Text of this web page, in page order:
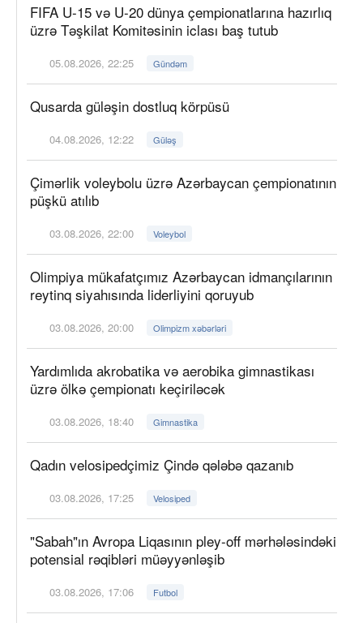
FIFA U-15 və U-20 dünya çempionatlarına hazırlıq
üzrə Təşkilat Komitəsinin iclası baş tutub
05.08.2026, 22:25 Gündəm
Qusarda güləşin dostluq körpüsü
04.08.2026, 12:22 Güləş
Çimərlik voleybolu üzrə Azərbaycan çempionatının
püşkü atılıb
03.08.2026, 22:00 Voleybol
Olimpiya mükafatçımız Azərbaycan idmançılarının
reytinq siyahısında liderliyini qoruyub
03.08.2026, 20:00 Olimpizm xəbərləri
Yardımlıda akrobatika və aerobika gimnastikası
üzrə ölkə çempionatı keçiriləcək
03.08.2026, 18:40 Gimnastika
Qadın velosipedçimiz Çində qələbə qazanıb
03.08.2026, 17:25 Velosiped
"Sabah"ın Avropa Liqasının pley-off mərhələsindəki
potensial rəqibləri müəyyənləşib
03.08.2026, 17:06 Futbol